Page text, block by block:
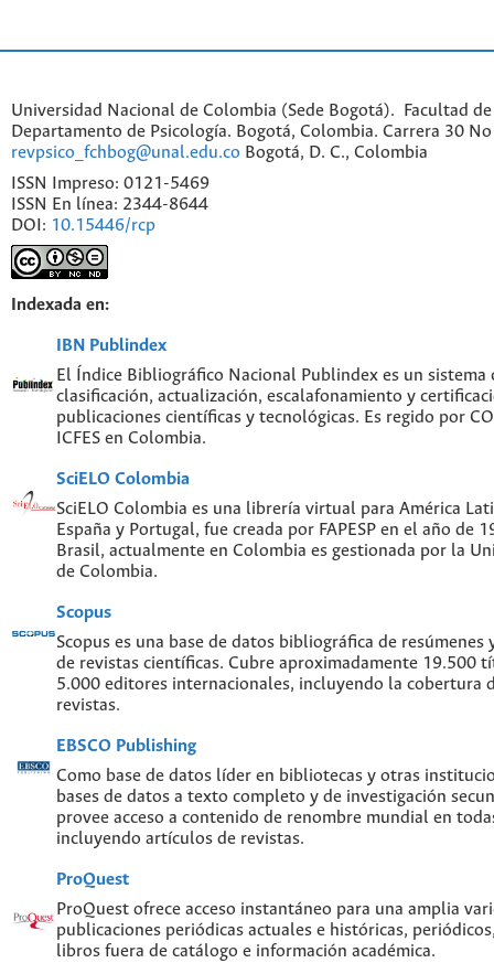
Universidad Nacional de Colombia (Sede Bogotá). Facultad de
Departamento de Psicología. Bogotá, Colombia. Carrera 30
revpsico_fchbog@unal.edu.co Bogotá, D. C., Colombia
ISSN Impreso: 0121-5469
ISSN En línea: 2344-8644
DOI: 10.15446/rcp
Indexada en:
IBN Publindex
El Índice Bibliográfico Nacional Publindex es un
clasificación, actualización, escalafonamiento y
publicaciones científicas y tecnológicas. Es regido por
ICFES en Colombia.
SciELO Colombia
SciELO Colombia es una librería virtual para América
España y Portugal, fue creada por FAPESP en el año de
Brasil, actualmente en Colombia es gestionada por la
de Colombia.
Scopus
Scopus es una base de datos bibliográfica de
de revistas científicas. Cubre aproximadamente 19.500
5.000 editores internacionales, incluyendo la cobertura
revistas.
EBSCO Publishing
Como base de datos líder en bibliotecas y otras
bases de datos a texto completo y de investigación
provee acceso a contenido de renombre mundial en
incluyendo artículos de revistas.
ProQuest
ProQuest ofrece acceso instantáneo para una amplia
publicaciones periódicas actuales e históricas,
libros fuera de catálogo e información académica.